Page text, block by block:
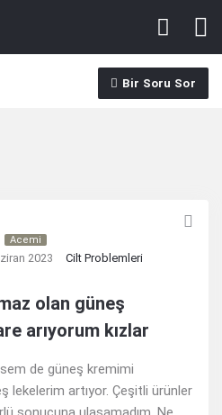
Bir Soru Sor
Acemi
2023 Cilt Problemleri
olan güneş
arıyorum kızlar
de güneş kremimi
lekelerim artıyor. Çeşitli ürünler